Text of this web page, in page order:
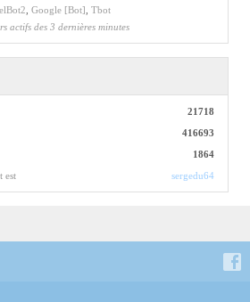
, Google [Bot], Tbot
actifs des 3 dernières minutes
21718
416693
1864
est
sergedu64